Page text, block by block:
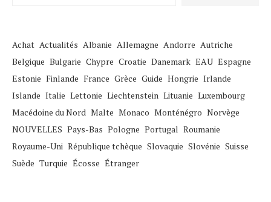
Achat Actualités Albanie Allemagne Andorre Autriche
Belgique Bulgarie Chypre Croatie Danemark EAU Espagne
Estonie Finlande France Grèce Guide Hongrie Irlande
Islande Italie Lettonie Liechtenstein Lituanie Luxembourg
Macédoine du Nord Malte Monaco Monténégro Norvège
NOUVELLES Pays-Bas Pologne Portugal Roumanie
Royaume-Uni République tchèque Slovaquie Slovénie Suisse
Suède Turquie Écosse Étranger